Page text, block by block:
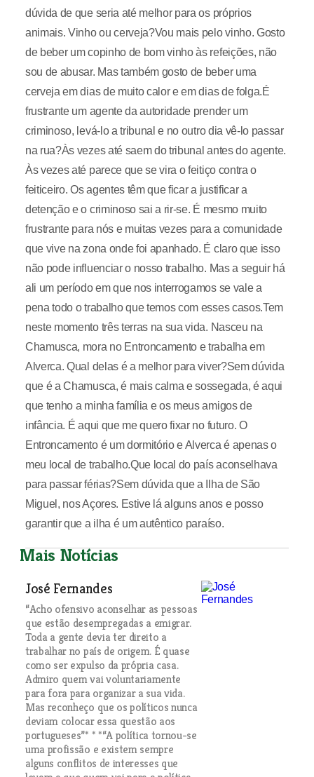
dúvida de que seria até melhor para os próprios
animais. Vinho ou cerveja?Vou mais pelo vinho. Gosto
de beber um copinho de bom vinho às refeições, não
sou de abusar. Mas também gosto de beber uma
cerveja em dias de muito calor e em dias de folga.É
frustrante um agente da autoridade prender um
criminoso, levá-lo a tribunal e no outro dia vê-lo passar
na rua?Às vezes até saem do tribunal antes do agente.
Às vezes até parece que se vira o feitiço contra o
feiticeiro. Os agentes têm que ficar a justificar a
detenção e o criminoso sai a rir-se. É mesmo muito
frustrante para nós e muitas vezes para a comunidade
que vive na zona onde foi apanhado. É claro que isso
não pode influenciar o nosso trabalho. Mas a seguir há
ali um período em que nos interrogamos se vale a
pena todo o trabalho que temos com esses casos.Tem
neste momento três terras na sua vida. Nasceu na
Chamusca, mora no Entroncamento e trabalha em
Alverca. Qual delas é a melhor para viver?Sem dúvida
que é a Chamusca, é mais calma e sossegada, é aqui
que tenho a minha família e os meus amigos de
infância. É aqui que me quero fixar no futuro. O
Entroncamento é um dormitório e Alverca é apenas o
meu local de trabalho.Que local do país aconselhava
para passar férias?Sem dúvida que a Ilha de São
Miguel, nos Açores. Estive lá alguns anos e posso
garantir que a ilha é um autêntico paraíso.
Mais Notícias
José Fernandes
“Acho ofensivo aconselhar as pessoas
que estão desempregadas a emigrar.
Toda a gente devia ter direito a
trabalhar no país de origem. É quase
como ser expulso da própria casa.
Admiro quem vai voluntariamente
para fora para organizar a sua vida.
Mas reconheço que os políticos nunca
deviam colocar essa questão aos
portugueses”* * *“A política tornou-se
uma profissão e existem sempre
alguns conflitos de interesses que